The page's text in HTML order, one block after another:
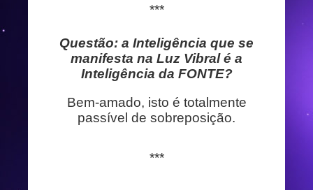
***
Questão: a Inteligência que se
manifesta na Luz Vibral é a
Inteligência da FONTE?
Bem-amado, isto é totalmente
passível de sobreposição.
***